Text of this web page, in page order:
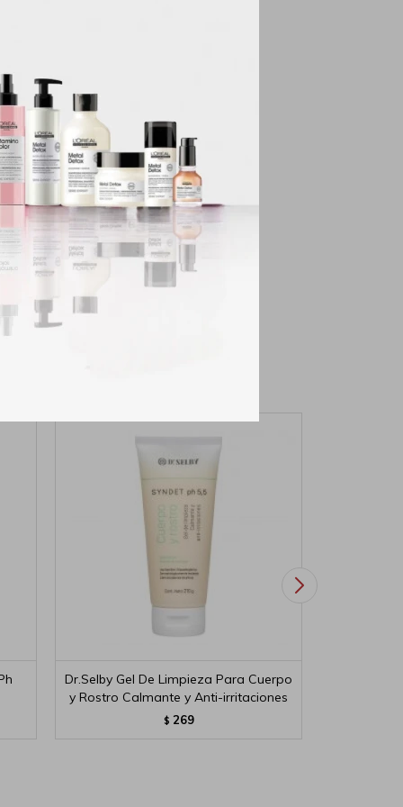
Dr.Selby Gel De Limpieza Para Cuerpo
y Rostro Calmante y Anti-irritaciones
$ 269